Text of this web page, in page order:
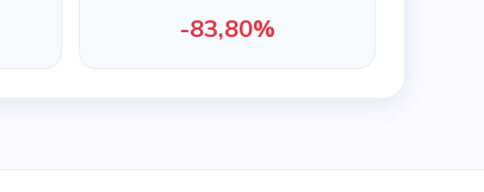
-83,80%